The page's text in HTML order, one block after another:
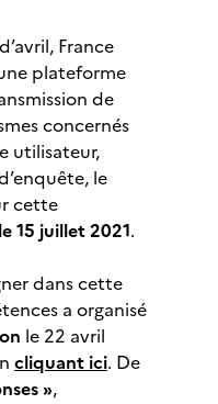
France
plateforme
de
concernés
utilisateur,
le
cette
15 juillet 2021.
dans cette
a organisé
le 22 avril
cliquant ici. De
»,